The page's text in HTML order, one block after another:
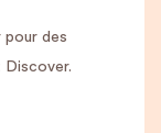
pour des
Discover.